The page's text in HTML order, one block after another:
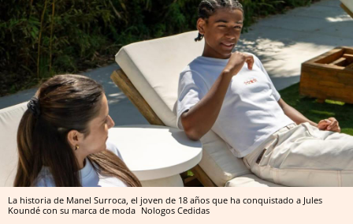
La historia de Manel Surroca, el joven de 18 años que ha conquistado a Jules
Koundé con su marca de moda Nologos Cedidas